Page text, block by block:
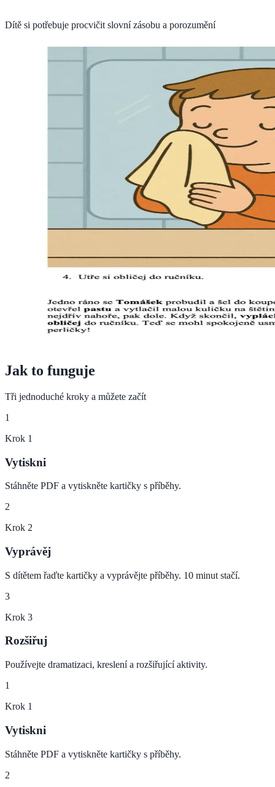
Dítě si potřebuje procvičit slovní zásobu a porozumění
Jak to funguje
Tři jednoduché kroky a můžete začít
1
Krok 1
Vytiskni
Stáhněte PDF a vytiskněte kartičky s příběhy.
2
Krok 2
Vyprávěj
S dítětem řaďte kartičky a vyprávějte příběhy. 10 minut stačí.
3
Krok 3
Rozšiřuj
Používejte dramatizaci, kreslení a rozšiřující aktivity.
1
Krok 1
Vytiskni
Stáhněte PDF a vytiskněte kartičky s příběhy.
2